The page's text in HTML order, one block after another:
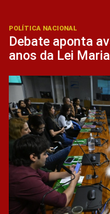
POLÍTICA NACIONAL
Debate aponta
anos da Lei